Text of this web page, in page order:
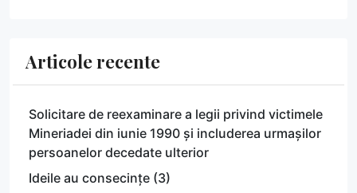
Articole recente
Solicitare de reexaminare a legii privind victimele
Mineriadei din iunie 1990 și includerea urmașilor
persoanelor decedate ulterior
Ideile au consecințe (3)